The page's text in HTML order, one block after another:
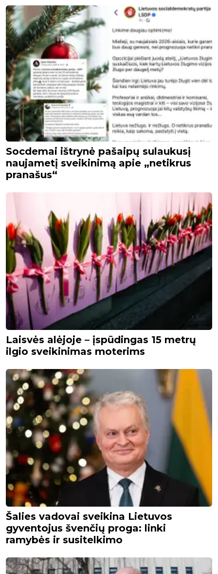
Socdemai ištrynė pašaipų sulaukusį
naujametį sveikinimą apie „netikrus
pranašus“
Laisvės alėjoje – įspūdingas 15 metrų
ilgio sveikinimas moterims
Šalies vadovai sveikina Lietuvos
gyventojus švenčių proga: linki
ramybės ir susitelkimo